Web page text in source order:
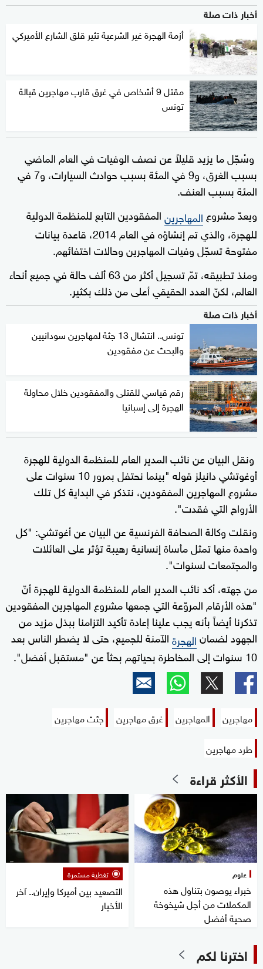
أخبار ذات صلة
أزمة الهجرة غير الشرعية تثير قلق الشارع الأميركي
مقتل 9 أشخاص في غرق قارب مهاجرين قبالة
تونس
وسُجّل ما يزيد قليلاً عن نصف الوفيات في العام الماضي
بسبب الغرق، و9 في المئة بسبب حوادث السيارات، و7 في
المئة بسبب العنف.
ويعدّ مشروع المهاجرينالمفقودين التابع للمنظمة الدولية
للهجرة، والذي تم إنشاؤه في العام 2014، قاعدة بيانات
مفتوحة تسجّل وفيات المهاجرين وحالات اختفائهم.
ومنذ تطبيقه، تمّ تسجيل أكثر من 63 ألف حالة في جميع أنحاء
العالم، لكنّ العدد الحقيقي أعلى من ذلك بكثير.
أخبار ذات صلة
تونس.. انتشال 13 جثة لمهاجرين سودانيين
والبحث عن مفقودين
رقم قياسي للقتلى والمفقودين خلال محاولة
الهجرة إلى إسبانيا
ونقل البيان عن نائب المدير العام للمنظمة الدولية للهجرة
أوغوتشي دانيلز قوله "بينما نحتفل بمرور 10 سنوات على
مشروع المهاجرين المفقودين، نتذكر في البداية كل تلك
الأرواح التي فقدت".
ونقلت وكالة الصحافة الفرنسية عن البيان عن أغوتشي: "كل
واحدة منها تمثل مأساة إنسانية رهيبة تؤثر على العائلات
والمجتمعات لسنوات".
من جهته، أكد نائب المدير العام للمنظمة الدولية للهجرة أنّ
"هذه الأرقام المروّعة التي جمعها مشروع المهاجرين المفقودين
تذكرنا أيضاً بأنه يجب علينا إعادة تأكيد التزامنا ببذل مزيد من
الجهود لضمانالهجرةالآمنة للجميع، حتى لا يضطر الناس بعد
10 سنوات إلى المخاطرة بحياتهم بحثاً عن "مستقبل أفضل".
مهاجرين المهاجرين غرق مهاجرين
جثث مهاجرين
طرد مهاجرين
الأكثر قراءة
علوم
خبراء يوصون بتناول هذه
المكملات من أجل شيخوخة
صحية أفضل
تغطية مستمرة
التصعيد بين أميركا وإيران.. آخر
الأخبار
اخترنا لكم